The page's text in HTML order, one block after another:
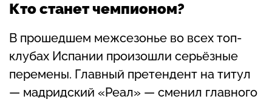
Кто станет чемпионом?
В прошедшем межсезонье во всех топ-
клубах Испании произошли серьёзные
перемены. Главный претендент на титул
— мадридский «Реал» — сменил главного